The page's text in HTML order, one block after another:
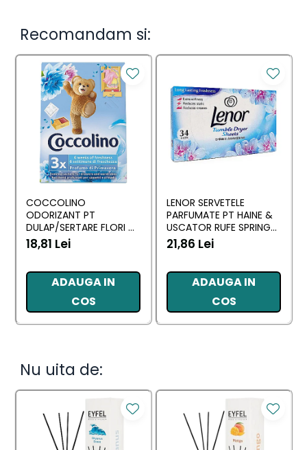
Recomandam si:
COCCOLINO
ODORIZANT PT
DULAP/SERTARE FLORI DI
PRIMAVERA 3 BUC
18,81 Lei
ADAUGA IN
COS
LENOR SERVETELE
PARFUMATE PT HAINE &
USCATOR RUFE SPRING
AWAKENING 34 BUC
21,86 Lei
ADAUGA IN
COS
Nu uita de: